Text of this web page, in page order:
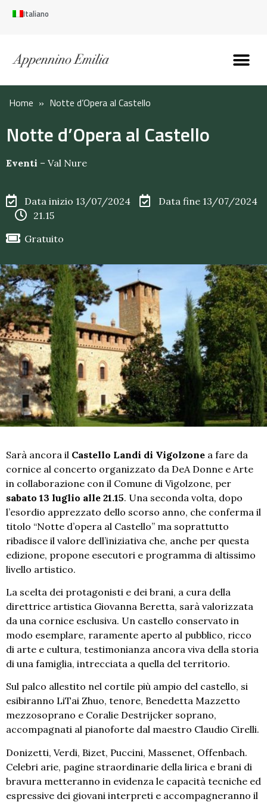
Italiano
Home » Notte d’Opera al Castello
Notte d’Opera al Castello
Eventi – Val Nure
Data inizio 13/07/2024
Data fine 13/07/2024
21.15
Gratuito
Sarà ancora il Castello Landi di Vigolzone a fare da
cornice al concerto organizzato da DeA Donne e Arte
in collaborazione con il Comune di Vigolzone, per
sabato 13 luglio alle 21.15. Una seconda volta, dopo
l’esordio apprezzato dello scorso anno, che conferma il
titolo “Notte d’opera al Castello” ma soprattutto
ribadisce il valore dell’iniziativa che, anche per questa
edizione, propone esecutori e programma di altissimo
livello artistico.
La scelta dei protagonisti e dei brani, a cura della
direttrice artistica Giovanna Beretta, sarà valorizzata
da una cornice esclusiva. Un castello conservato in
modo esemplare, raramente aperto al pubblico, ricco
di arte e cultura, testimonianza ancora viva della storia
di una famiglia, intrecciata a quella del territorio.
Sul palco allestito nel cortile più ampio del castello, si
esibiranno LiTai Zhuo, tenore, Benedetta Mazzetto
mezzosoprano e Coralie Destrijcker soprano,
accompagnati al pianoforte dal maestro Claudio Cirelli.
Donizetti, Verdi, Bizet, Puccini, Massenet, Offenbach.
Celebri arie, pagine straordinarie della lirica e brani di
bravura metteranno in evidenza le capacità tecniche ed
espressive dei giovani interpreti e accompagneranno il